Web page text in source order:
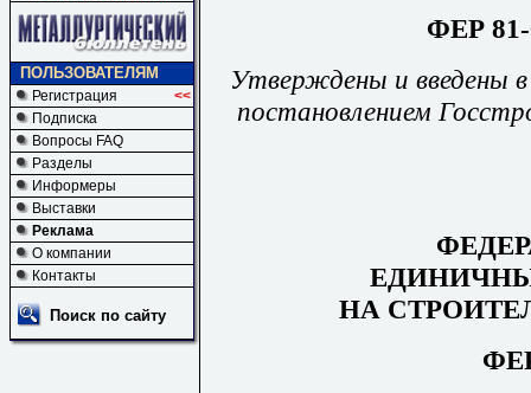
ПОЛЬЗОВАТЕЛЯМ
Регистрация
<<
Подписка
Вопросы FAQ
Разделы
Информеры
Выставки
Реклама
О компании
Контакты
Поиск по сайту
ФЕР 81-
Утверждены и введены
постановлением
НА